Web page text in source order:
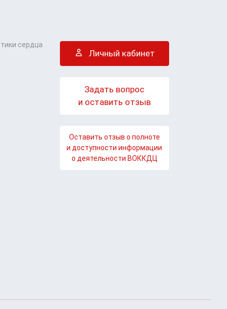
сердца
Личный кабинет
Задать вопрос
и оставить отзыв
Оставить отзыв о полноте
и доступности информации
о деятельности ВОККДЦ